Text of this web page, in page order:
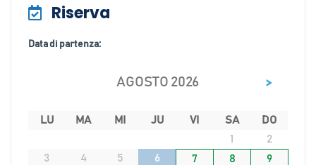
Riserva
Data di partenza:
AGOSTO 2026 >
LU MA MI JU VI SA
DO
1
2
3
4 5 6 7 8
9